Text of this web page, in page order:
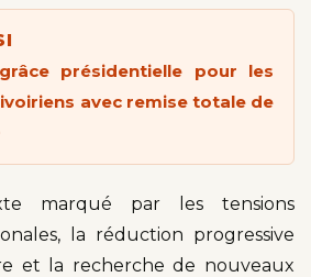
présidentielle pour les
avec remise totale de
marqué par les tensions
la réduction progressive
et la recherche de nouveaux